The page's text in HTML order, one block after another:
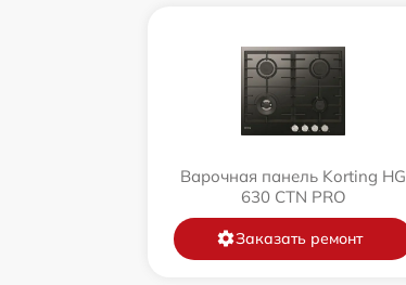
Варочная панель Korting HG
630 CTN PRO
Заказать ремонт